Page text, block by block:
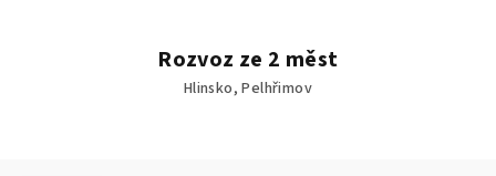
Rozvoz ze 2 měst
Hlinsko, Pelhřimov